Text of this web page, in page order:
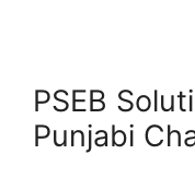
PSEB
Punjabi